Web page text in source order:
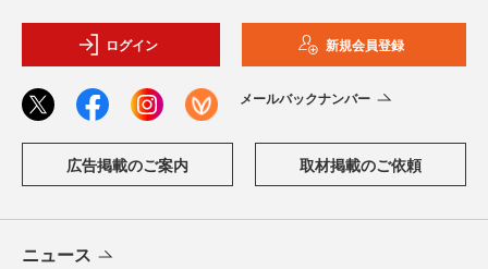
ログイン 新規会員登録
メールバックナンバー
広告掲載のご案内 取材掲載のご依頼
ニュース